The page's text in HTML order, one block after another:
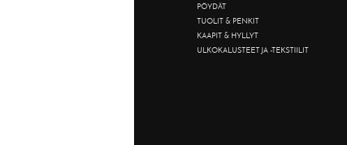
PÖYDÄT
TUOLIT & PENKIT
KAAPIT & HYLLYT
ULKOKALUSTEET JA -TEKSTIILIT